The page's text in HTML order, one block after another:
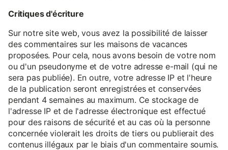
Critiques d'écriture
Sur notre site web, vous avez la possibilité de laisser
des commentaires sur les maisons de vacances
proposées. Pour cela, nous avons besoin de votre nom
ou d'un pseudonyme et de votre adresse e-mail (qui ne
sera pas publiée). En outre, votre adresse IP et l'heure
de la publication seront enregistrées et conservées
pendant 4 semaines au maximum. Ce stockage de
l'adresse IP et de l'adresse électronique est effectué
pour des raisons de sécurité et au cas où la personne
concernée violerait les droits de tiers ou publierait des
contenus illégaux par le biais d'un commentaire soumis.